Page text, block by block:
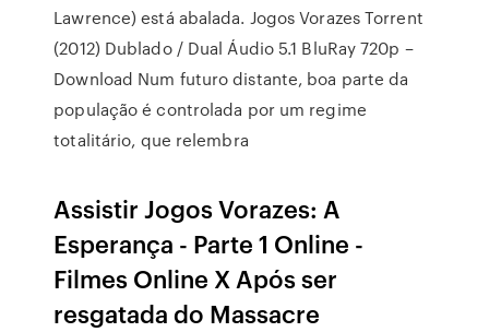
Lawrence) está abalada. Jogos Vorazes Torrent
(2012) Dublado / Dual Áudio 5.1 BluRay 720p –
Download Num futuro distante, boa parte da
população é controlada por um regime
totalitário, que relembra
Assistir Jogos Vorazes: A
Esperança - Parte 1 Online -
Filmes Online X Após ser
resgatada do Massacre